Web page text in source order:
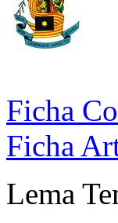
Ficha
Ficha
Lema